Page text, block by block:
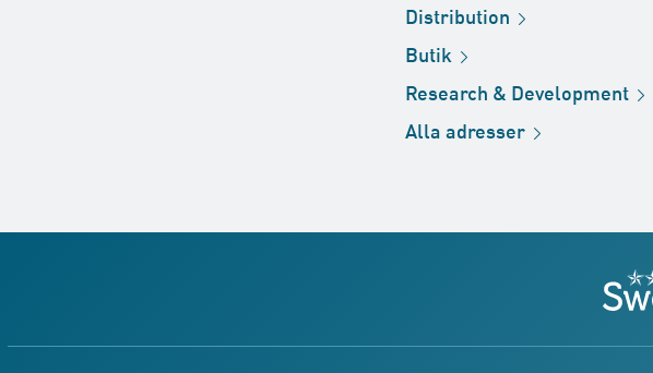
Distribution
Butik
Research & Development
Allaadresser